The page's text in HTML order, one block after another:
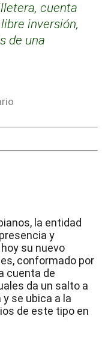
cuenta
inversión,
de una
la entidad
y
su nuevo
conformado por
cuenta de
da un salto a
se ubica a la
de este tipo en